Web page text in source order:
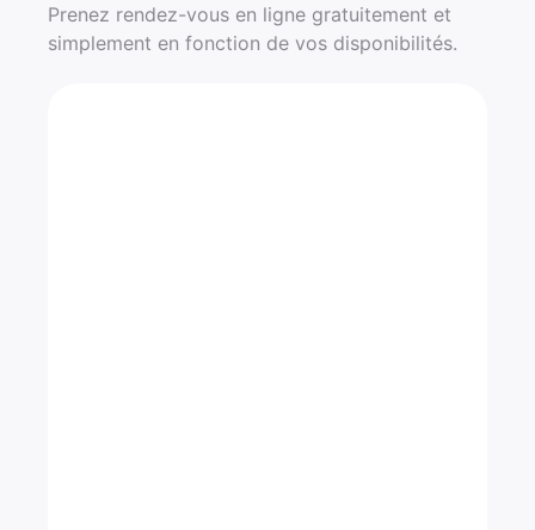
Prenez rendez-vous en ligne gratuitement et
simplement en fonction de vos disponibilités.